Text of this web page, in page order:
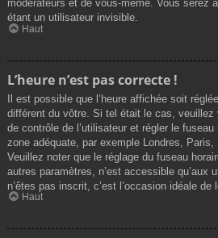
modérateurs et de vous-même. Vous serez
étant un utilisateur invisible.
Haut
L’heure n’est pas correcte !
Il est possible que l’heure affichée soit
différent du vôtre. Si tel était le cas, veuillez
de contrôle de l’utilisateur et régler le
zone adéquate, par exemple Londres, Paris,
Veuillez noter que le réglage du fuseau
autres paramètres, n’est accessible qu’aux
n’êtes pas inscrit, c’est l’occasion idéale de
Haut